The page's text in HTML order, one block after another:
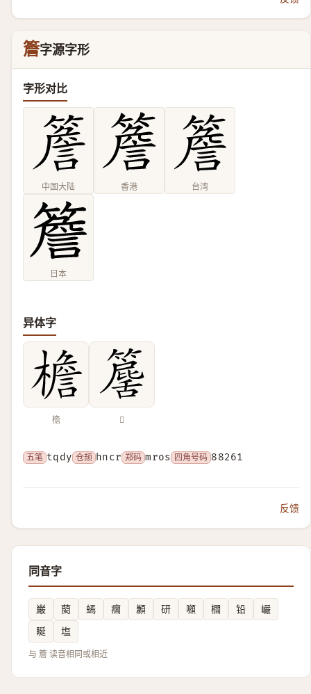
簷字源字形
字形对比
中国大陆 香港 台湾
日本
异体字
檐 𥶕
五笔 tqdy 仓颉 hncr 郑码 mros 四角号码 88261
反馈
同音字
巌 蔅 䗡 㿕 䫡 研 㘖 櫩 铅
巗
䀽
塩
与 簷 读音相同或相近